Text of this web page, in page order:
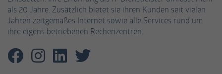
als 20 Jahre. Zusätzlich bietet sie ihren Kunden seit vielen
Jahren zeitgemäßes Internet sowie alle Services rund um
ihre eigens betriebenen Rechenzentren.
Name _gat_UA-53926628-3